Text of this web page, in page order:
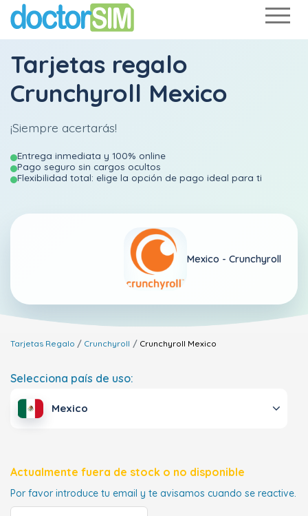
Tarjetas regalo
Crunchyroll Mexico
¡Siempre acertarás!
Entrega inmediata y 100% online
Pago seguro sin cargos ocultos
Flexibilidad total: elige la opción de pago ideal para ti
Mexico - Crunchyroll
Tarjetas Regalo Crunchyroll Crunchyroll Mexico
Selecciona país de uso:
Mexico
Actualmente fuera de stock o no disponible
Por favor introduce tu email y te avisamos cuando se reactive.